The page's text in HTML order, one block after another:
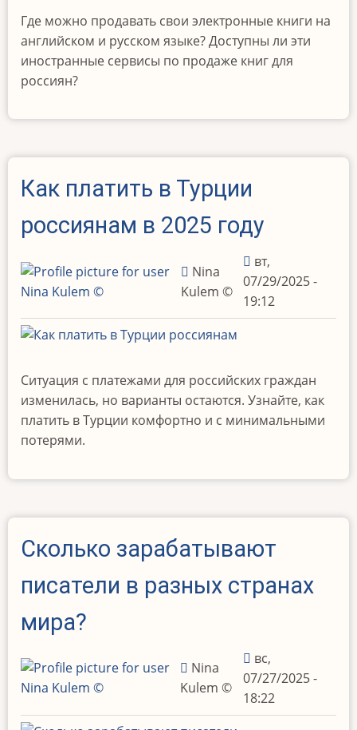
Где можно продавать свои электронные книги на
английском и русском языке? Доступны ли эти
иностранные сервисы по продаже книг для
россиян?
Как платить в Турции
россиянам в 2025 году
Nina
Kulem ©️
вт,
07/29/2025 -
19:12
Ситуация с платежами для российских граждан
изменилась, но варианты остаются. Узнайте, как
платить в Турции комфортно и с минимальными
потерями.
Сколько зарабатывают
писатели в разных странах
мира?
Nina
Kulem ©️
вс,
07/27/2025 -
18:22